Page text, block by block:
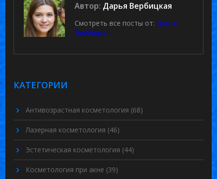
Автор: Дарья Вербицкая
Смотреть все посты от: Дарья
Вербицкая
КАТЕГОРИИ
Антивозрастная косметология (68)
Лазерная косметология (46)
Эстетическая косметология (44)
Косметология при акне (39)